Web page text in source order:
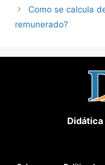
Como se calcula
remunerado?